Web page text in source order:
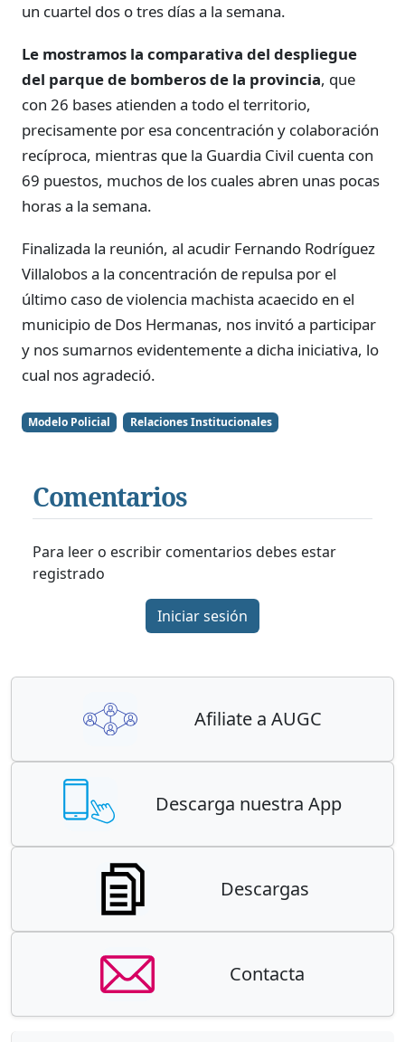
un cuartel dos o tres días a la semana.
Le mostramos la comparativa del despliegue
del parque de bomberos de la provincia, que
con 26 bases atienden a todo el territorio,
precisamente por esa concentración y colaboración
recíproca, mientras que la Guardia Civil cuenta con
69 puestos, muchos de los cuales abren unas pocas
horas a la semana.
Finalizada la reunión, al acudir Fernando Rodríguez
Villalobos a la concentración de repulsa por el
último caso de violencia machista acaecido en el
municipio de Dos Hermanas, nos invitó a participar
y nos sumarnos evidentemente a dicha iniciativa, lo
cual nos agradeció.
Modelo Policial Relaciones Institucionales
Comentarios
Para leer o escribir comentarios debes estar
registrado
Iniciar sesión
Afiliate a AUGC
Descarga nuestra App
Descargas
Contacta